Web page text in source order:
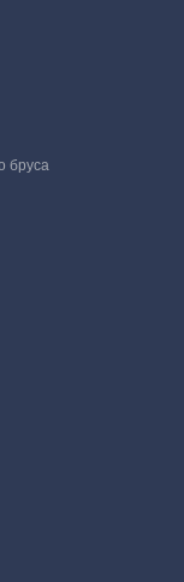
бруса